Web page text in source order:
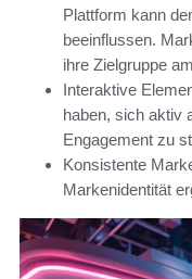
Plattform kann
beeinflussen.
ihre Zielgruppe
Interaktive
haben, sich aktiv
Engagement zu
Konsistente
Markenidentität